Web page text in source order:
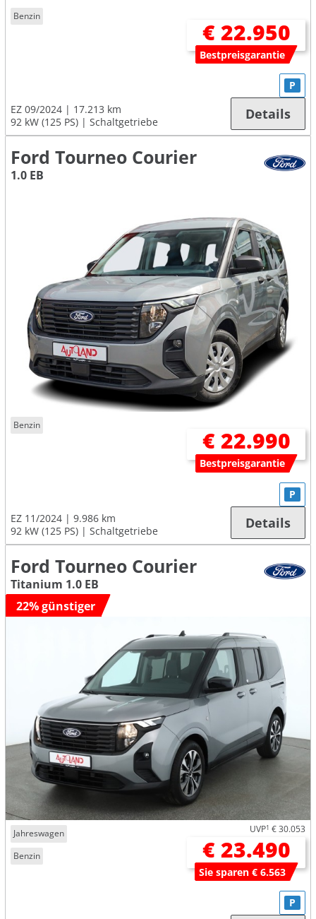
Benzin
€ 22.950
Bestpreisgarantie
EZ 09/2024
17.213 km
92 kW (125 PS)
Schaltgetriebe
P
Details
Ford Tourneo Courier
1.0 EB
Benzin
€ 22.990
Bestpreisgarantie
EZ 11/2024
9.986 km
92 kW (125 PS)
Schaltgetriebe
P
Details
Ford Tourneo Courier
Titanium 1.0 EB
22% günstiger
Jahreswagen
Benzin
UVP1 € 30.053
€ 23.490
Sie sparen € 6.563
P